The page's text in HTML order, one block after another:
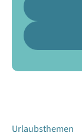
Urlaubsthemen